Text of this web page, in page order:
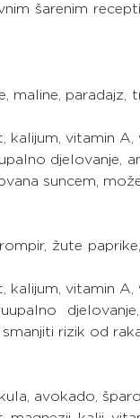
šarenim
maline, paradajz,
kalijum, vitamin A,
djelovanje,
suncem,
žute
kalijum, vitamin A,
rizik od
avokado,